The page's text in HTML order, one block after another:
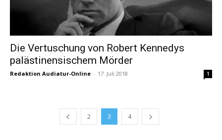
Die Vertuschung von Robert Kennedys
palästinensischem Mörder
Redaktion Audiatur-Online - 17. Juli 2018 1
2 3 4